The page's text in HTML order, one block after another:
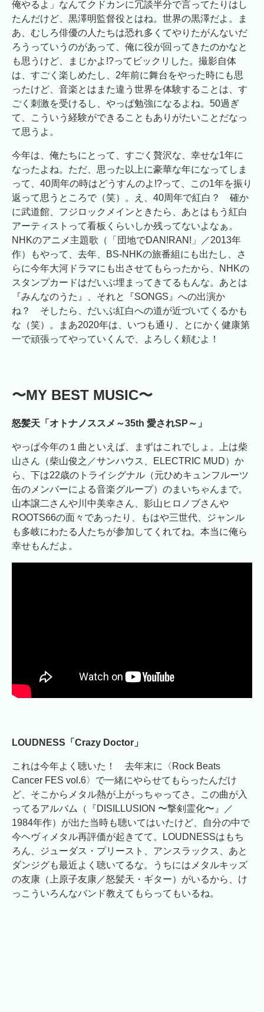
俺やるよ」なんてクドカンに冗談半分で言ってたりはし
たんだけど、黒澤明監督役とはね。世界の黒澤だよ。ま
あ、むしろ俳優の人たちは恐れ多くてやりたがんないだ
ろうっていうのがあって、俺に役が回ってきたのかなと
も思うけど、まじかよ!?ってビックリした。撮影自体
は、すごく楽しめたし、2年前に舞台をやった時にも思
ったけど、音楽とはまた違う世界を体験することは、す
ごく刺激を受けるし、やっぱ勉強になるよね。50過ぎ
て、こういう経験ができることもありがたいことだなっ
て思うよ。
今年は、俺たちにとって、すごく贅沢な、幸せな1年に
なったよね。ただ、思った以上に豪華な年になってしま
って、40周年の時はどうすんのよ!?って、この1年を振り
返って思うところで（笑）。え、40周年で紅白？ 確か
に武道館、フジロックメインときたら、あとはもう紅白
アーティストって看板くらいしか残ってないよなぁ。
NHKのアニメ主題歌（「団地でDAN!RAN!」／2013年
作）もやって、去年、BS-NHKの旅番組にも出たし、さ
らに今年大河ドラマにも出させてもらったから、NHKの
スタンプカードはだいぶ埋まってきてるもんな。あとは
『みんなのうた』、それと『SONGS』への出演か
ね？ そしたら、だいぶ紅白への道が近づいてくるかも
な（笑）。まあ2020年は、いつも通り、とにかく健康第
一で頑張ってやっていくんで、よろしく頼むよ！
〜MY BEST MUSIC〜
怒髪天「オトナノススメ～35th 愛されSP～」
やっぱ今年の１曲といえば、まずはこれでしょ。上は柴
山さん（柴山俊之／サンハウス、ELECTRIC MUD）か
ら、下は22歳のトライシグナル（元ひめキュンフルーツ
缶のメンバーによる音楽グループ）のまいちゃんまで。
山本譲二さんや川中美幸さん、影山ヒロノブさんや
ROOTS66の面々であったり、もはや三世代、ジャンル
も多岐にわたる人たちが参加してくれてね。本当に俺ら
幸せもんだよ。
LOUDNESS「Crazy Doctor」
これは今年よく聴いた！ 去年末に〈Rock Beats
Cancer FES vol.6〉で一緒にやらせてもらったんだけ
ど、そこからメタル熱が上がっちゃってさ。この曲が入
ってるアルバム（『DISILLUSION 〜撃剣霊化〜』／
1984年作）が出た当時も聴いてはいたけど、自分の中で
今ヘヴィメタル再評価が起きてて。LOUDNESSはもち
ろん、ジューダス・プリースト、アンスラックス、あと
ダンジグも最近よく聴いてるな。うちにはメタルキッズ
の友康（上原子友康／怒髪天・ギター）がいるから、け
っこういろんなバンド教えてもらってもいるね。